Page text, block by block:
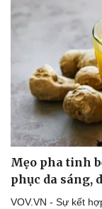
Mẹo pha tinh
phục da sáng,
VOV.VN - Sự kết